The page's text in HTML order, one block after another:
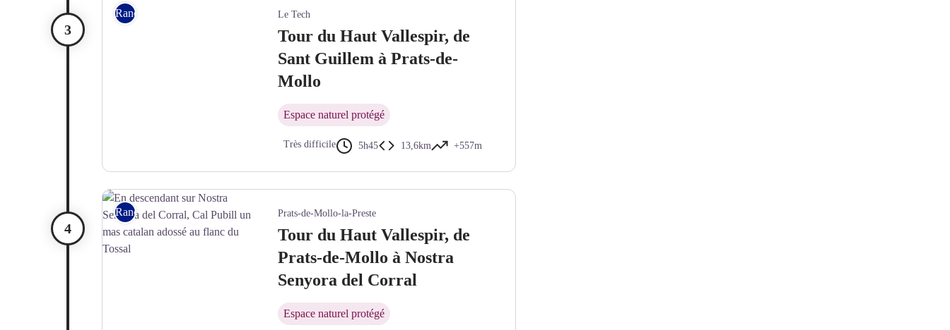
Rando itinérante Le Tech
Tour du Haut Vallespir, de
Sant Guillem à Prats-de-
Mollo
Espace naturel protégé
Très difficile 5h45 13,6km +557m
Rando itinérante Prats-de-Mollo-la-Preste
Tour du Haut Vallespir, de
Prats-de-Mollo à Nostra
Senyora del Corral
Espace naturel protégé